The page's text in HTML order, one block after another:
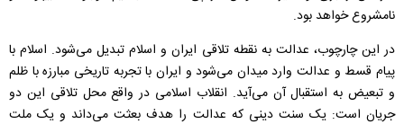
نامشروع خواهد بود.
در این چارچوب، عدالت به نقطه تلاقی ایران و اسلام تبدیل می‌شود. اسلام با
پیام قسط و عدالت وارد میدان می‌شود و ایران با تجربه تاریخی مبارزه با ظلم
و تبعیض به استقبال آن می‌آید. انقلاب اسلامی در واقع محل تلاقی این دو
جریان است: یک سنت دینی که عدالت را هدف بعثت می‌داند و یک ملت